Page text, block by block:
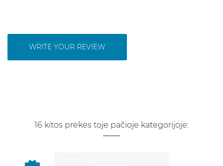
WRITE YOUR REVIEW
16 kitos prekės toje pačioje kategorijoje: